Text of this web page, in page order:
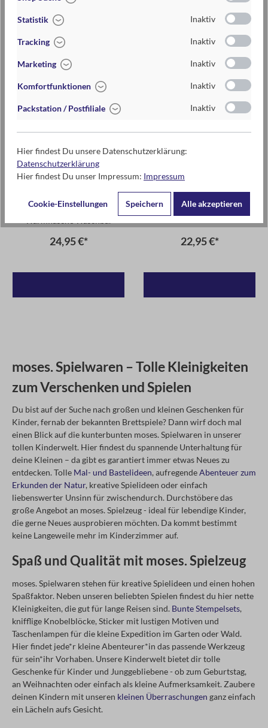
Kleine Kuschelhelden
24,95 €*
Expedition Natur Fernglas
22,95 €*
moses. Spielwaren – Tolle Kleinigkeiten
zum Verschenken und Spielen
Du bist auf der Suche nach großen und kleinen Geschenken für
Kinder, fernab der bekannten Brettspiele? Dann wirf doch mal
einen Blick auf die kunterbunten moses. Spielwaren in unserer
tollen Kinderwelt. Hier findest du spannende Unterhaltung für
deine Kleinen – da gibt es garantiert immer etwas Neues zu
entdecken. Tolle Mal- und Bastelideen, aufregendeAbenteuer zum
Erkunden der Natur, kreative Spielideen oder einfach
liebenswerter Unsinn für zwischendurch. Durchstöbere das
große Angebot an moses. Spielzeug - ideal für lebendige Kinder,
die gerne Neues ausprobieren möchten. Da kommt bestimmt
keine Langeweile mehr im Kinderzimmer auf.
Spaß und Qualität mit moses. Spielzeug
moses. Spielwaren stehen für kreative Spielideen und einen hohen
Spaßfaktor. Neben unseren beliebten Spielen findest du hier nette
Kleinigkeiten, die gut für lange Reisen sind. Bunte Stempelsets,
knifflige Knobelblöcke, Sticker mit lustigen Motiven und
Taschenlampen für die kleine Expedition im Garten oder Wald.
Hier findet jede*r kleine Abenteurer*in das passende Werkzeug
für sein*ihr Vorhaben. Unsere Kinderwelt bietet dir tolle
Geschenke für Kinder und Junggebliebene - ob zum Geburtstag,
an Weihnachten oder einfach als kleine Aufmerksamkeit. Zaubere
deinen Kindern mit unseren kleinen Überraschungen ganz einfach
ein Lächeln aufs Gesicht.
Statistik Inaktiv
Tracking Inaktiv
Marketing Inaktiv
Komfortfunktionen Inaktiv
Packstation / Postfiliale Inaktiv
Hier findest Du unsere Datenschutzerklärung:
Datenschutzerklärung
Hier findest Du unser Impressum: Impressum
Cookie-Einstellungen Speichern Alle akzeptieren